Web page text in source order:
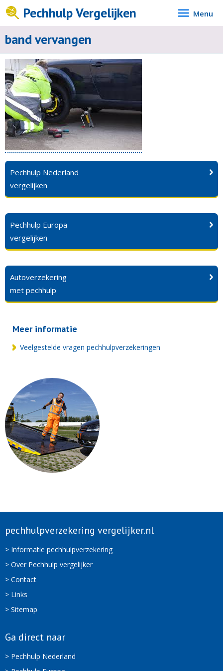
Pechhulp Vergelijken Menu
band vervangen
Pechhulp Nederland
vergelijken
Pechhulp Europa
vergelijken
Autoverzekering
met pechhulp
Meer informatie
Veelgestelde vragen pechhulpverzekeringen
pechhulpverzekering vergelijker.nl
> Informatie pechhulpverzekering
> Over Pechhulp vergelijker
> Contact
> Links
> Sitemap
Ga direct naar
> Pechhulp Nederland